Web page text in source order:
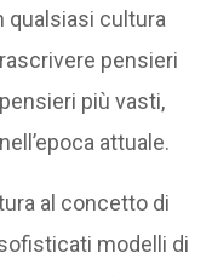
qualsiasi cultura
pensieri
più vasti,
attuale.
al concetto di
modelli di